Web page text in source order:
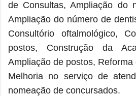
de Consultas, Ampliação do
Ampliação do número de
Consultório oftalmológico,
postos, Construção da
Ampliação de postos, Reforma
Melhoria no serviço de
nomeação de concursados.